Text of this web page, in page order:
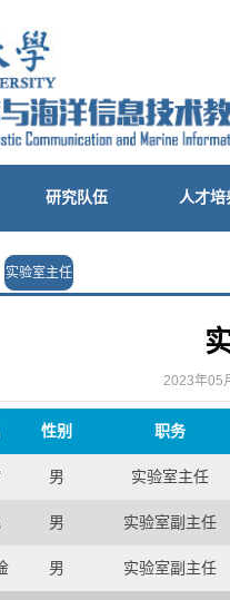
研究队伍 人才培
实验室主任
2023年05
性别 职务
男 实验室主任
男 实验室副主任
男 实验室副主任